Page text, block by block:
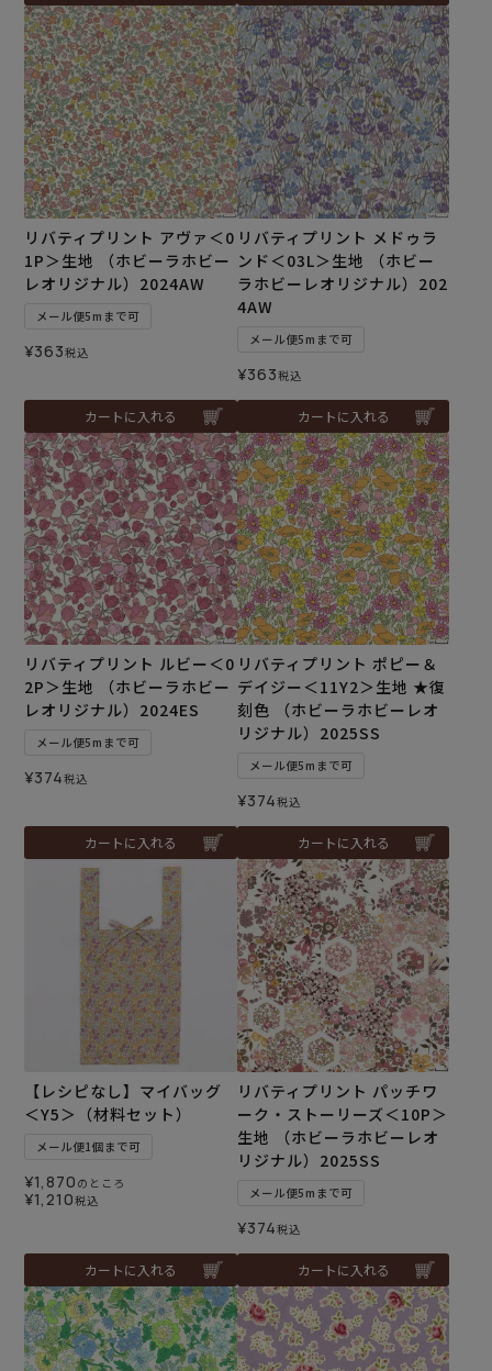
リバティプリント アヴァ＜0
1P＞生地 （ホビーラホビー
レオリジナル）2024AW
メール便5mまで可
¥363税込
カートに入れる
リバティプリント メドゥラ
ンド＜03L＞生地 （ホビー
ラホビーレオリジナル）202
4AW
メール便5mまで可
¥363税込
カートに入れる
リバティプリント ルビー＜0
2P＞生地 （ホビーラホビー
レオリジナル）2024ES
メール便5mまで可
¥374税込
カートに入れる
リバティプリント ポピー＆
デイジー＜11Y2＞生地 ★復
刻色 （ホビーラホビーレオ
リジナル）2025SS
メール便5mまで可
¥374税込
カートに入れる
【レシピなし】マイバッグ
＜Y5＞（材料セット）
メール便1個まで可
¥1,870 のところ
¥1,210税込
カートに入れる
リバティプリント パッチワ
ーク・ストーリーズ＜10P＞
生地 （ホビーラホビーレオ
リジナル）2025SS
メール便5mまで可
¥374税込
カートに入れる